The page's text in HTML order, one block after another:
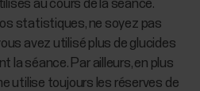
au cours de la séance.
statistiques, ne soyez pas
avez utilisé plus de glucides
la séance. Par ailleurs, en plus
utilise toujours les réserves de